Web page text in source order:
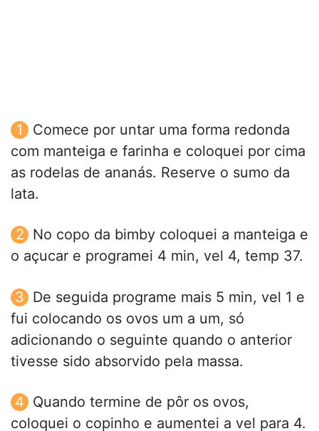
Comece por untar uma forma redonda
com manteiga e farinha e coloquei por cima
as rodelas de ananás. Reserve o sumo da
lata.
No copo da bimby coloquei a manteiga e
o açucar e programei 4 min, vel 4, temp 37.
De seguida programe mais 5 min, vel 1 e
fui colocando os ovos um a um, só
adicionando o seguinte quando o anterior
tivesse sido absorvido pela massa.
Quando termine de pôr os ovos,
coloquei o copinho e aumentei a vel para 4.